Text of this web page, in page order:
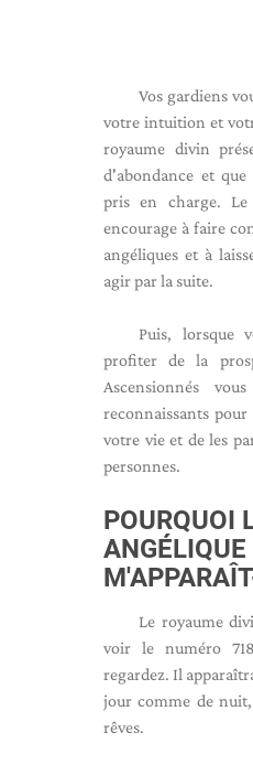
Vos gardiens
votre intuition et
royaume divin
d'abondance et
pris en charge. Le
encourage à faire
angéliques et à
agir par la suite.
Puis, lorsque
profiter de la
Ascensionnés
reconnaissants
votre vie et de les
personnes.
POURQUOI
Le royaume
voir le numéro
regardez. Il
jour comme de
rêves.